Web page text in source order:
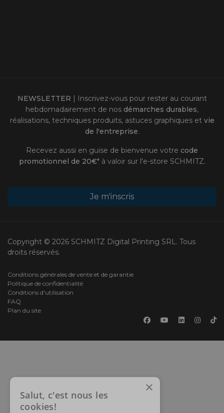
NEWSLETTER | Inscrivez-vous pour rester au courant
hebdomadairement de nos démarches durables,
réalisations, techniques produits, astuces graphiques et vie
de l'entreprise.
Recevez aussi en guise de bienvenue votre code
promotionnel de 20€* à valoir sur l'e-store SCHMITZ.
Je m'inscris
Copyright © 2026 SCHMITZ Digital Printing SRL. Tous
droits réservés.
Conditions générales de vente et de garantie
Politique de confidentialité
Conditions d'utilisation
FAQ
Plan du site
×
Salut, c'est nous les
cookies!